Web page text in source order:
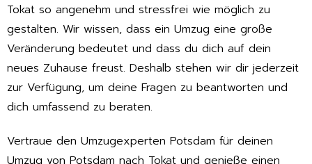
Tokat so angenehm und stressfrei wie möglich zu
gestalten. Wir wissen, dass ein Umzug eine große
Veränderung bedeutet und dass du dich auf dein
neues Zuhause freust. Deshalb stehen wir dir jederzeit
zur Verfügung, um deine Fragen zu beantworten und
dich umfassend zu beraten.
Vertraue den Umzugexperten Potsdam für deinen
Umzug von Potsdam nach Tokat und genieße einen